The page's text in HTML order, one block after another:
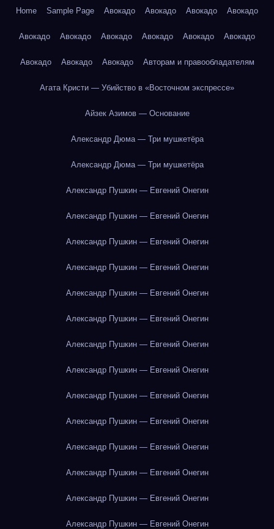
Home Sample Page Авокадо Авокадо Авокадо Авокадо
Авокадо Авокадо Авокадо Авокадо Авокадо Авокадо
Авокадо Авокадо Авокадо Авторам и правообладателям
Агата Кристи — Убийство в «Восточном экспрессе»
Айзек Азимов — Основание
Александр Дюма — Три мушкетёра
Александр Дюма — Три мушкетёра
Александр Пушкин — Евгений Онегин
Александр Пушкин — Евгений Онегин
Александр Пушкин — Евгений Онегин
Александр Пушкин — Евгений Онегин
Александр Пушкин — Евгений Онегин
Александр Пушкин — Евгений Онегин
Александр Пушкин — Евгений Онегин
Александр Пушкин — Евгений Онегин
Александр Пушкин — Евгений Онегин
Александр Пушкин — Евгений Онегин
Александр Пушкин — Евгений Онегин
Александр Пушкин — Евгений Онегин
Александр Пушкин — Евгений Онегин
Александр Пушкин — Евгений Онегин